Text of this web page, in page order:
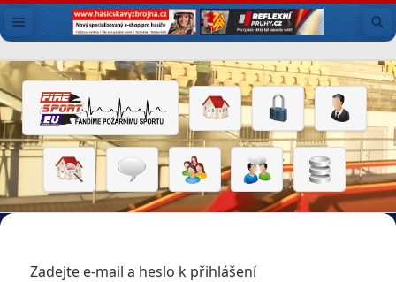
Zadejte e-mail a heslo k přihlášení